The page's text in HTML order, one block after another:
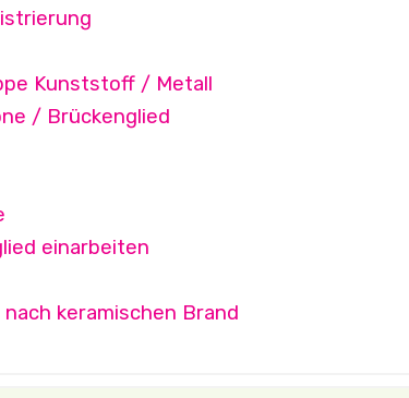
Kunststoff / Metall
/ Brückenglied
einarbeiten
keramischen Brand